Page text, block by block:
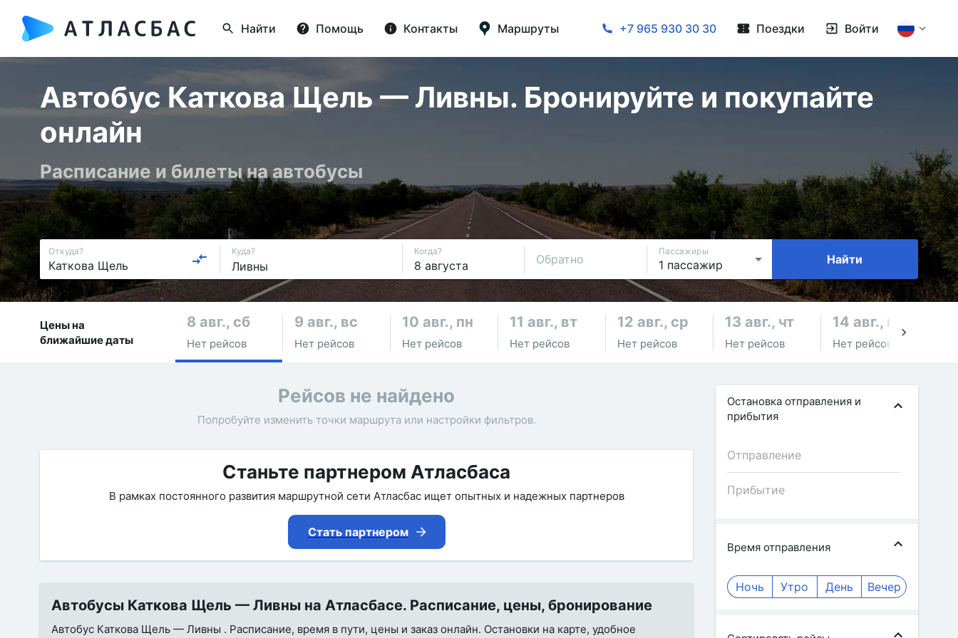
Найти Помощь Контакты Маршруты +7 965 930 30 30 Поездки Войти
Автобус Каткова Щель — Ливны. Бронируйте и покупайте
онлайн
Расписание и билеты на автобусы
Откуда? Куда? Когда?
Обратно
Пассажиры
Найти
Цены на
ближайшие даты
8 авг., сб
Нет рейсов
9 авг., вс
Нет рейсов
10 авг., пн
Нет рейсов
11 авг., вт
Нет рейсов
12 авг., ср
Нет рейсов
13 авг., чт
Нет рейсов
14 авг., пт
Нет рейсов
Рейсов не найдено
Попробуйте изменить точки маршрута или настройки фильтров.
Станьте партнером Атласбаса
В рамках постоянного развития маршрутной сети Атласбас ищет опытных и надежных партнеров
Стать партнером
Автобусы Каткова Щель — Ливны на Атласбасе. Расписание, цены, бронирование
Автобус Каткова Щель — Ливны . Расписание, время в пути, цены и заказ онлайн. Остановки на карте, удобное
Остановка отправления и
прибытия
Время отправления
Ночь Утро День Вечер